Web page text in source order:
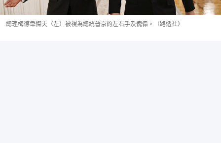
總理梅德韋傑夫（左）被視為總統普京的左右手及傀儡。（路透社）